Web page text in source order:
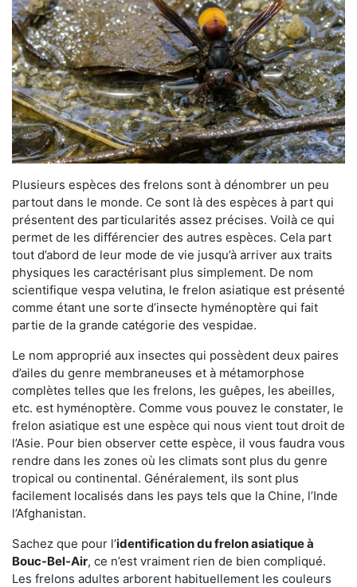
Plusieurs espèces des frelons sont à dénombrer un peu
partout dans le monde. Ce sont là des espèces à part qui
présentent des particularités assez précises. Voilà ce qui
permet de les différencier des autres espèces. Cela part
tout d’abord de leur mode de vie jusqu’à arriver aux traits
physiques les caractérisant plus simplement. De nom
scientifique vespa velutina, le frelon asiatique est présenté
comme étant une sorte d’insecte hyménoptère qui fait
partie de la grande catégorie des vespidae.
Le nom approprié aux insectes qui possèdent deux paires
d’ailes du genre membraneuses et à métamorphose
complètes telles que les frelons, les guêpes, les abeilles,
etc. est hyménoptère. Comme vous pouvez le constater, le
frelon asiatique est une espèce qui nous vient tout droit de
l’Asie. Pour bien observer cette espèce, il vous faudra vous
rendre dans les zones où les climats sont plus du genre
tropical ou continental. Généralement, ils sont plus
facilement localisés dans les pays tels que la Chine, l’Inde
l’Afghanistan.
Sachez que pour l’identification du frelon asiatiqueà
Bouc-Bel-Air, ce n’est vraiment rien de bien compliqué.
Les frelons adultes arborent habituellement les couleurs